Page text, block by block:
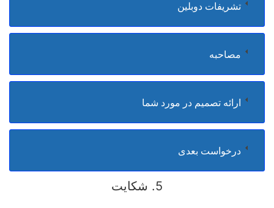
تشریفات دوبلین
مصاحبه
ارائه تصمیم در مورد شما
درخواست بعدی
5. شکایت